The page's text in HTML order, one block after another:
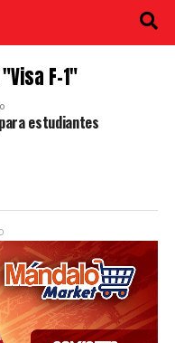
F-1"
estudiantes